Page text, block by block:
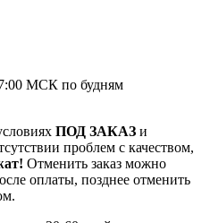
МСК по будням
ПОД ЗАКАЗ и
проблем с качеством,
Отменить заказ можно
оплаты, позднее отменить